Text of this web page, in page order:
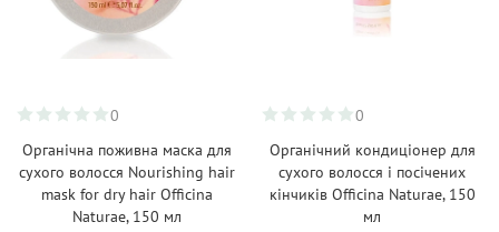
0
Органічна поживна маска для
сухого волосся Nourishing hair
mask for dry hair Officina
Naturae, 150 мл
0
Органічний кондиціонер для
сухого волосся і посічених
кінчиків Officina Naturae, 150
мл